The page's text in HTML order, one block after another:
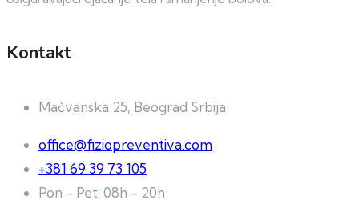
Kontakt
Mačvanska 25, Beograd Srbija
office@fiziopreventiva.com
+381 69 39 73 105
Pon - Pet: 08h - 20h